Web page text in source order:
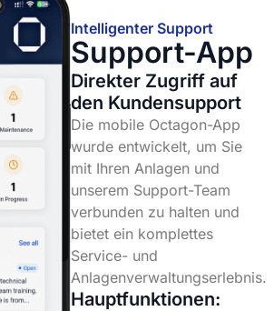
Intelligenter Support
Support-App
Direkter Zugriff auf
den Kundensupport
Die mobile Octagon-App
wurde entwickelt, um Sie
mit Ihren Anlagen und
unserem Support-Team
verbunden zu halten und
bietet ein komplettes
Service- und
Anlagenverwaltungserlebnis.
Hauptfunktionen: